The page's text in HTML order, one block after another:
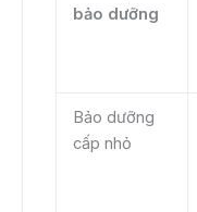
bảo dưỡng
Bảo dưỡng
cấp nhỏ